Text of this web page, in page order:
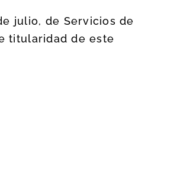
julio, de Servicios de
titularidad de este